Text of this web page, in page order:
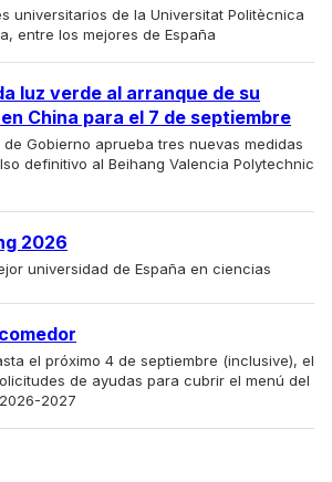
universitarios de la Universitat Politècnica
entre los mejores de España
luz verde al arranque de su
China para el 7 de septiembre
de Gobierno aprueba tres nuevas medidas
definitivo al Beihang Valencia Polytechnic
2026
universidad de España en ciencias
el próximo 4 de septiembre (inclusive), el
de ayudas para cubrir el menú del
2027